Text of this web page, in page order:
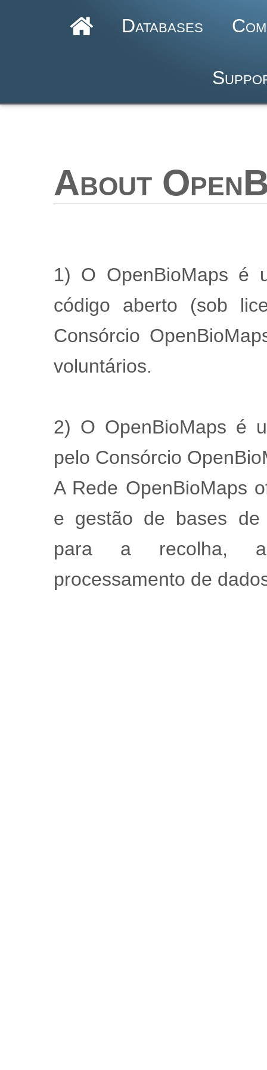
Databases
About
1) O OpenBioMaps é
código aberto (sob
Consórcio
voluntários.
2) O OpenBioMaps é
pelo Consórcio
A Rede OpenBioMaps
e gestão de bases de
para a recolha,
processamento de